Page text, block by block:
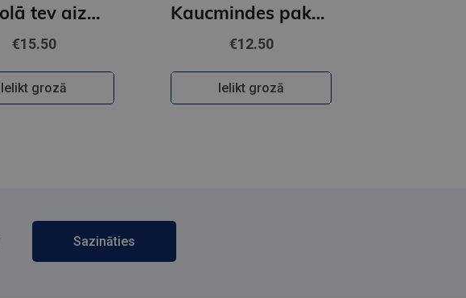
Ko skolā tev aizmirsa pateikt
€15.50
Ielikt grozā
Kaucmindes pakavs
€12.50
Ielikt grozā
Sazināties